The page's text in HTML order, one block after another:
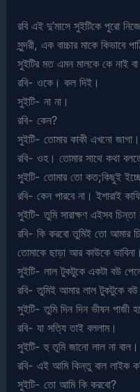
রবি এই দু’মাসে সুইটিকে পুরো
সুন্দরী, এক বাচ্চার মাকে
সুইটির মত এমন মালকে কে নাই বা
রবি- ওকে। কল দিই।
সুইটি- না না।
রবি- কেন?
সুইটি- তোমার কাকী এখনো জাগা।
রবি- ওহ। তোমার সাথে কথা
সুইটি- তোমার তো কত;কিছুই
রবি- কেন পারবে না। ইশারাই
সুইটি- তুমি সারাক্ষণ এইসব
রবি- কি করবো তুমিই তো আমার
তোমাকে ছাড়া আর কাউকে ভাবিনা।
সুইটি- লাল টুকটুকে একটা বউ
রবি- তুমিই আমার লাল টুকটুকে
সুইটি- তুমি দিন দিন ভীষন পাজী
রবি- যা সত্যি তাই বললাম।
সুইটি- হু তুমি জানো লাল না বাল।
রবি- এই আমি কিন্তু বাল লাইক
সুইটি- তো আমি কি করবো?